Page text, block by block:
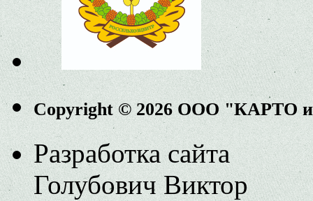
Copyright © 2026 ООО "КАРТО
Разработка сайта
Голубович Виктор